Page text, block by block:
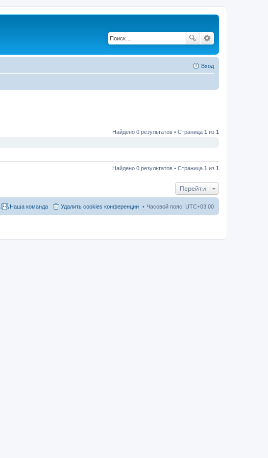
Вход
Найдено 0 результатов • Страница 1 из 1
Найдено 0 результатов • Страница 1 из 1
Перейти
Часовой пояс: UTC+03:00
Удалить cookies конференции
Наша команда